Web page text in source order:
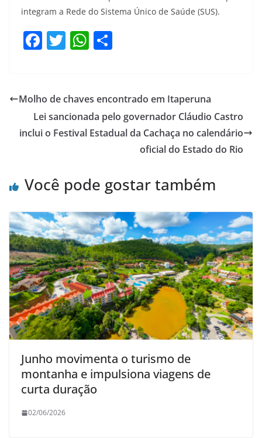
integram a Rede do Sistema Único de Saúde (SUS).
F
e
b
o
T
er
W
s
A
p
e
Molho de chaves encontrado em Itaperuna
Lei sancionada pelo governador Cláudio Castro
inclui o Festival Estadual da Cachaça no calendário
oficial do Estado do Rio
Você pode gostar também
Junho movimenta o turismo de
montanha e impulsiona viagens de
curta duração
02/06/2026